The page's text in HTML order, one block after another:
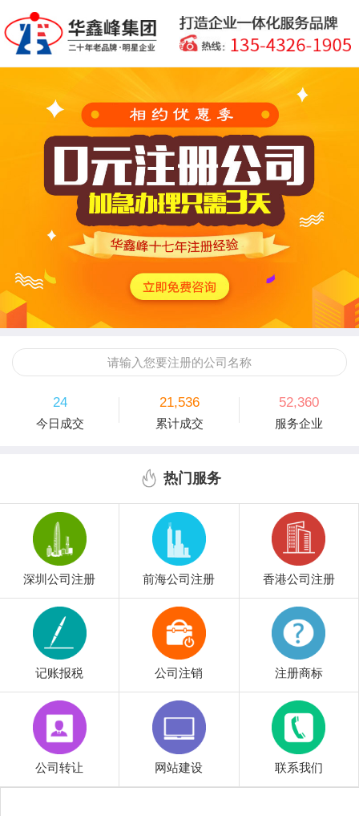
请输入您要注册的公司名称
24
今日成交
21,536
累计成交
52,360
服务企业
热门服务
深圳公司注册 前海公司注册 香港公司注册
记账报税 公司注销 注册商标
公司转让 网站建设 联系我们